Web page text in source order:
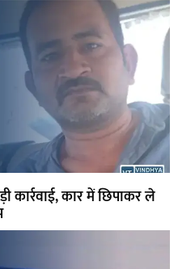
कार्रवाई, कार में छिपाकर ले